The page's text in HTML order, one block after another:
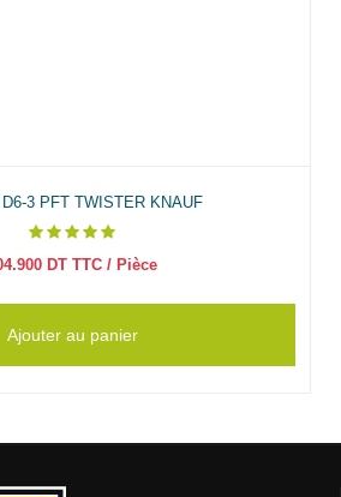
D6-3 PFT TWISTER KNAUF
DT TTC / Pièce
Ajouter au panier